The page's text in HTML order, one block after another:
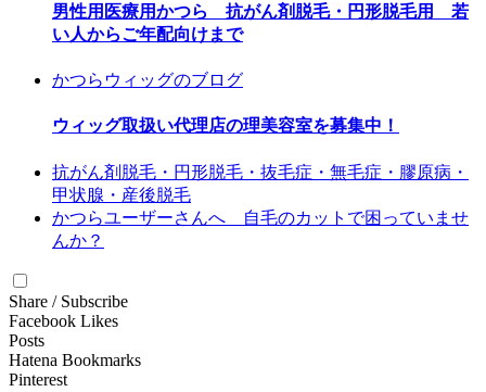
男性用医療用かつら 抗がん剤脱毛・円形脱毛用 若
い人からご年配向けまで
かつらウィッグのブログ
ウィッグ取扱い代理店の理美容室を募集中！
抗がん剤脱毛・円形脱毛・抜毛症・無毛症・膠原病・
甲状腺・産後脱毛
かつらユーザーさんへ 自毛のカットで困っていませ
んか？
Share / Subscribe
Facebook Likes
Posts
Hatena Bookmarks
Pinterest